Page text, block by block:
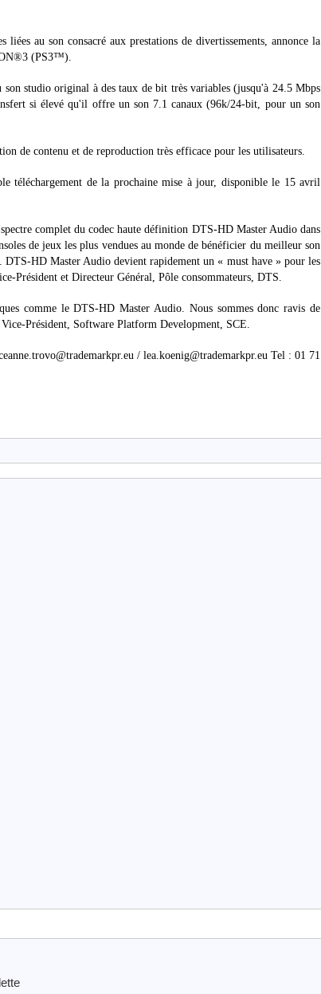
au son consacré aux prestations de divertissements, annonce la
(PS3™).
studio original à des taux de bit très variables (jusqu'à 24.5 Mbps
si élevé qu'il offre un son 7.1 canaux (96k/24-bit, pour un son
de contenu et de reproduction très efficace pour les utilisateurs.
téléchargement de la prochaine mise à jour, disponible le 15 avril
complet du codec haute définition DTS-HD Master Audio dans
de jeux les plus vendues au monde de bénéficier du meilleur son
HD Master Audio devient rapidement un « must have » pour les
Président et Directeur Général, Pôle consommateurs, DTS.
comme le DTS-HD Master Audio. Nous sommes donc ravis de
Président, Software Platform Development, SCE.
/ lea.koenig@trademarkpr.eu Tel : 01 71